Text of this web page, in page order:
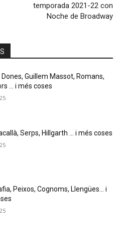
temporada 2021-22 con
Noche de Broadway
Guillem Massot, Romans,
… i més coses
Serps, Hillgarth … i més coses
Peixos, Cognoms, Llengües… i